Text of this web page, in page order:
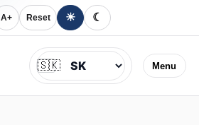
A+ Reset ☀ ☾
Menu
Jazyk
🇸🇰